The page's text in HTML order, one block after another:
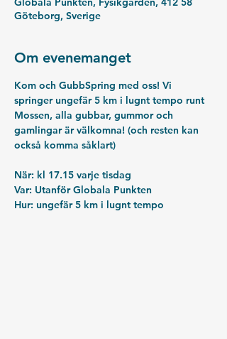
Göteborg, Sverige
Om evenemanget
Kom och GubbSpring med oss! Vi
springer ungefär 5 km i lugnt tempo runt
Mossen, alla gubbar, gummor och
gamlingar är välkomna! (och resten kan
också komma såklart)
När: kl 17.15 varje tisdag
Var: Utanför Globala Punkten
Hur: ungefär 5 km i lugnt tempo